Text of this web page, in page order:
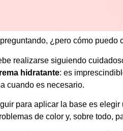
¿pero cómo
realizarse siguiendo
hidratante: es
cuando es necesario.
para aplicar la base es elegir
de color y, sobre todo,